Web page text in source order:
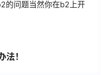
的问题当然你在b2上开
！